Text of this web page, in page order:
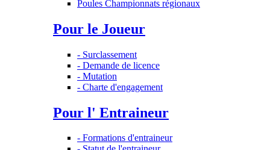
Poules Championnats régionaux
Pour le Joueur
- Surclassement
- Demande de licence
- Mutation
- Charte d'engagement
Pour l' Entraineur
- Formations d'entraineur